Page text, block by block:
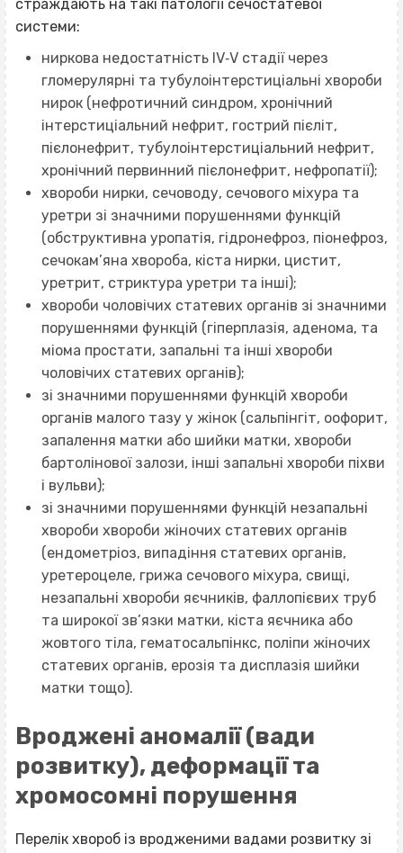
страждають на такі патології сечостатевої
системи:
ниркова недостатність IV‐V стадії через
гломерулярні та тубулоінтерстиціальні хвороби
нирок (нефротичний синдром, хронічний
інтерстиціальний нефрит, гострий пієліт,
пієлонефрит, тубулоінтерстиціальний нефрит,
хронічний первинний пієлонефрит, нефропатії);
хвороби нирки, сечоводу, сечового міхура та
уретри зі значними порушеннями функцій
(обструктивна уропатія, гідронефроз, піонефроз,
сечокам’яна хвороба, кіста нирки, цистит,
уретрит, стриктура уретри та інші);
хвороби чоловічих статевих органів зі значними
порушеннями функцій (гіперплазія, аденома, та
міома простати, запальні та інші хвороби
чоловічих статевих органів);
зі значними порушеннями функцій хвороби
органів малого тазу у жінок (сальпінгіт, оофорит,
запалення матки або шийки матки, хвороби
бартолінової залози, інші запальні хвороби піхви
і вульви);
зі значними порушеннями функцій незапальні
хвороби хвороби жіночих статевих органів
(ендометріоз, випадіння статевих органів,
уретероцеле, грижа сечового міхура, свищі,
незапальні хвороби яєчників, фаллопієвих труб
та широкої зв’язки матки, кіста яєчника або
жовтого тіла, гематосальпінкс, поліпи жіночих
статевих органів, ерозія та дисплазія шийки
матки тощо).
Вроджені аномалії (вади
розвитку), деформації та
хромосомні порушення
Перелік хвороб із вродженими вадами розвитку зі